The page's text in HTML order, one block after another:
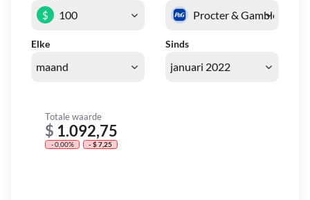
Elke Sinds
$
Totale waarde
$ 1.092,75
- 0,00% - $ 7,25